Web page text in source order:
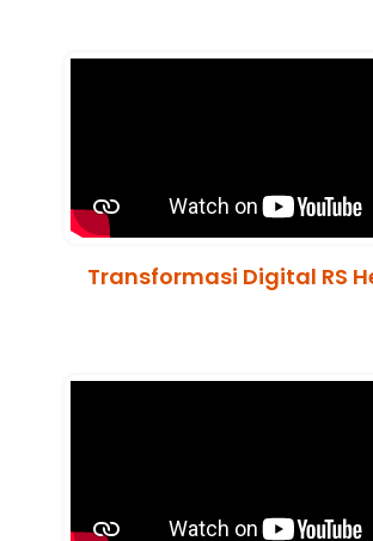
Transformasi Digital RS